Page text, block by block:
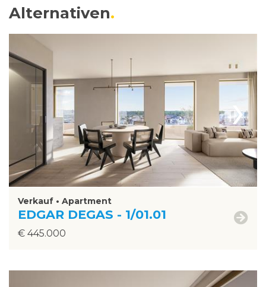
Alternativen
›
Verkauf • Apartment
EDGAR DEGAS - 1/01.01
€ 445.000